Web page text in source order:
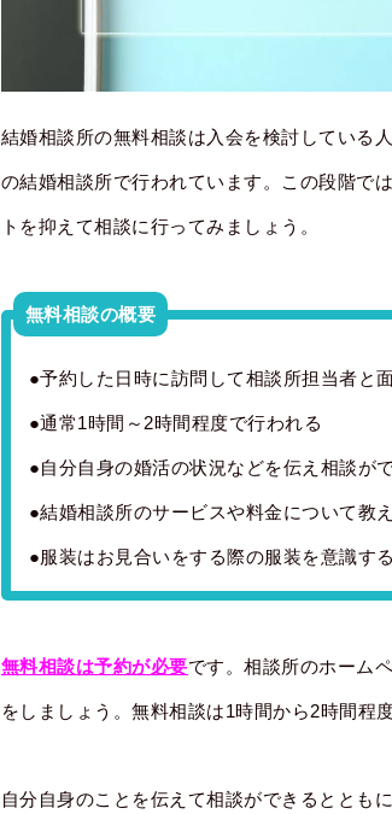
結婚相談所の無料相談は入会を検討している
の結婚相談所で行われています。この段階で
トを抑えて相談に行ってみましょう。
無料相談の概要
●予約した日時に訪問して相談所担当者と
●通常1時間～2時間程度で行われる
●自分自身の婚活の状況などを伝え相談が
●結婚相談所のサービスや料金について教
●服装はお見合いをする際の服装を意識する
無料相談は予約が必要です。相談所のホーム
をしましょう。無料相談は1時間から2時間程
自分自身のことを伝えて相談ができるととも